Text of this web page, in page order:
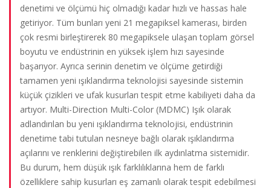
denetimi ve ölçümü hiç olmadığı kadar hızlı ve hassas hale
getiriyor. Tüm bunları yeni 21 megapiksel kamerası, birden
çok resmi birleştirerek 80 megapiksele ulaşan toplam görsel
boyutu ve endüstrinin en yüksek işlem hızı sayesinde
başarıyor. Ayrıca serinin denetim ve ölçüme getirdiği
tamamen yeni ışıklandırma teknolojisi sayesinde sistemin
küçük çizikleri ve ufak kusurları tespit etme kabiliyeti daha da
artıyor. Multi-Direction Multi-Color (MDMC) Işık olarak
adlandırılan bu yeni ışıklandırma teknolojisi, endüstrinin
denetime tabi tutulan nesneye bağlı olarak ışıklandırma
açılarını ve renklerini değiştirebilen ilk aydınlatma sistemidir.
Bu durum, hem düşük ışık farklılıklarına hem de farklı
özelliklere sahip kusurları eş zamanlı olarak tespit edebilmesi